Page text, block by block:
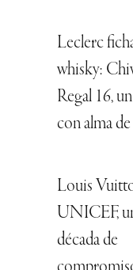
Leclerc
whisky:
Regal 16,
con alma
Louis
UNICEF,
década de